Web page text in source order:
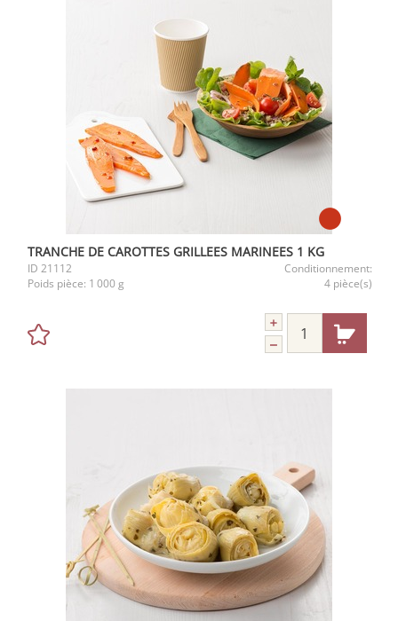
TRANCHE DE CAROTTES GRILLEES MARINEES 1 KG
ID 21112
Conditionnement:
Poids pièce: 1 000 g 4 pièce(s)